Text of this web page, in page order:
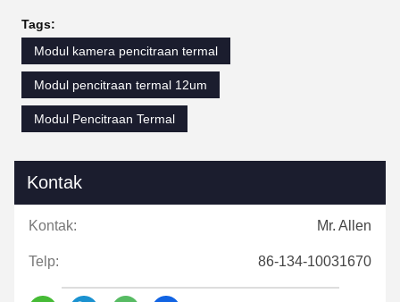
Tags:
Modul kamera pencitraan termal
Modul pencitraan termal 12um
Modul Pencitraan Termal
Kontak
Kontak: Mr. Allen
Telp: 86-134-10031670